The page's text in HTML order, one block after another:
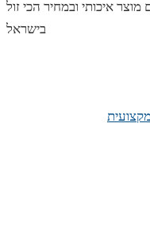
איכותי ובמחיר הכי זול
בישראל